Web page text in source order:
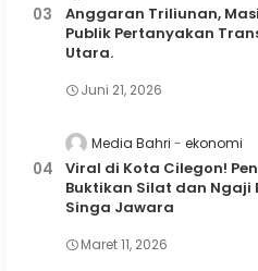
Anggaran Triliunan,
Publik Pertanyakan
Utara.
Juni 21, 2026
Media Bahri ekonomi
Viral di Kota Cilegon!
Buktikan Silat dan Ngaji
Singa Jawara
Maret 11, 2026